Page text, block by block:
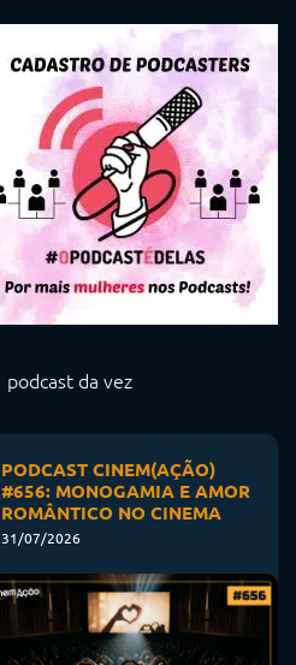
podcast da vez
PODCAST CINEM(AÇÃO)
#656: MONOGAMIA E AMOR
ROMÂNTICO NO CINEMA
31/07/2026